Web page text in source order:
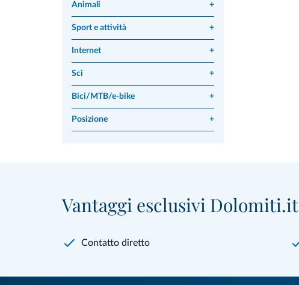
Animali +
Sport e attività +
Internet +
Sci +
Bici/MTB/e-bike +
Posizione +
Vantaggi esclusivi Dolomiti.it
Contatto diretto